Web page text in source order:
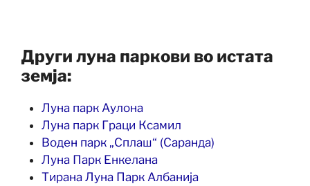
Други луна паркови во истата
земја:
Луна парк Аулона
Луна парк Граци Ксамил
Воден парк „Сплаш“ (Саранда)
Луна Парк Енкелана
Тирана Луна Парк Албанија